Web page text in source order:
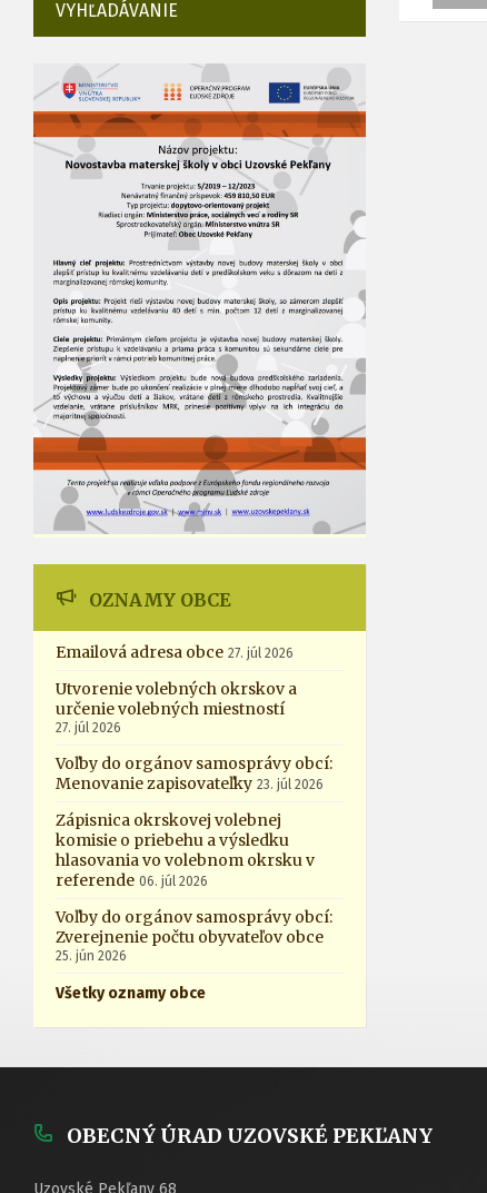
VYHĽADÁVANIE
OZNAMY OBCE
Emailová adresa obce 27. júl 2026
Utvorenie volebných okrskov a
určenie volebných miestností
27. júl 2026
Voľby do orgánov samosprávy obcí:
Menovanie zapisovateľky 23. júl 2026
Zápisnica okrskovej volebnej
komisie o priebehu a výsledku
hlasovania vo volebnom okrsku v
referende 06. júl 2026
Voľby do orgánov samosprávy obcí:
Zverejnenie počtu obyvateľov obce
25. jún 2026
Všetky oznamy obce
OBECNÝ ÚRAD UZOVSKÉ PEKĽANY
Uzovské Pekľany 68